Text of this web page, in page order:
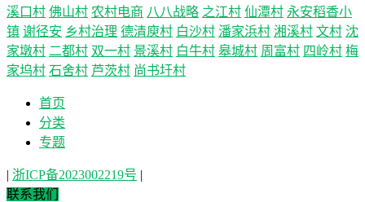
溪口村 佛山村 农村电商 八八战略 之江村 仙潭村 永安稻香小
镇 谢径安 乡村治理 德清庾村 白沙村 潘家浜村 湘溪村 文村 沈
家墩村 二都村 双一村 景溪村 白牛村 皋城村 周富村 四岭村 梅
家坞村 石舍村 芦茨村 尚书圩村
首页
分类
专题
| 浙ICP备2023002219号 |
联系我们